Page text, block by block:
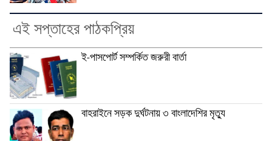
এই সপ্তাহের পাঠকপ্রিয়
ই-পাসপোর্ট সম্পর্কিত জরুরী বার্তা
বাহরাইনে সড়ক দুর্ঘটনায় ৩ বাংলাদেশির মৃত্যু